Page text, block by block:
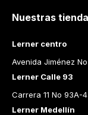
Nuestras
Lerner centro
Avenida Jiménez
Lerner Calle 93
Carrera 11 No 93A-
Lerner Medellín